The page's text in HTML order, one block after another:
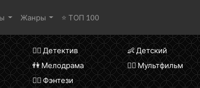
Жанры ⭐ ТОП 100
🕵️‍♂️ Детектив 👶 Детский
👫 Мелодрама 🧚‍♀️ Мультфильм
🧝‍♂️ Фэнтези